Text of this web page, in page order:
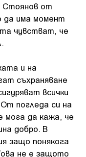
Стоянов от
да има момент
чувстват, че
и на
съхраняване
всички
погледа си на
мога да кажа, че
добро. В
защо понякога
не е защото